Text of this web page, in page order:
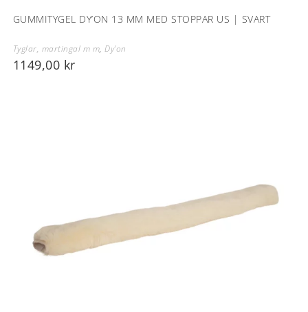
GUMMITYGEL DY’ON 13 MM MED STOPPAR US | SVART
Tyglar, martingal m m,Dy'on
1149,00 kr